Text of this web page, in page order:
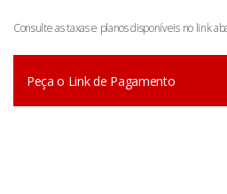
Consulte as taxas e planos disponíveis no link
Peça o Link de Pagamento